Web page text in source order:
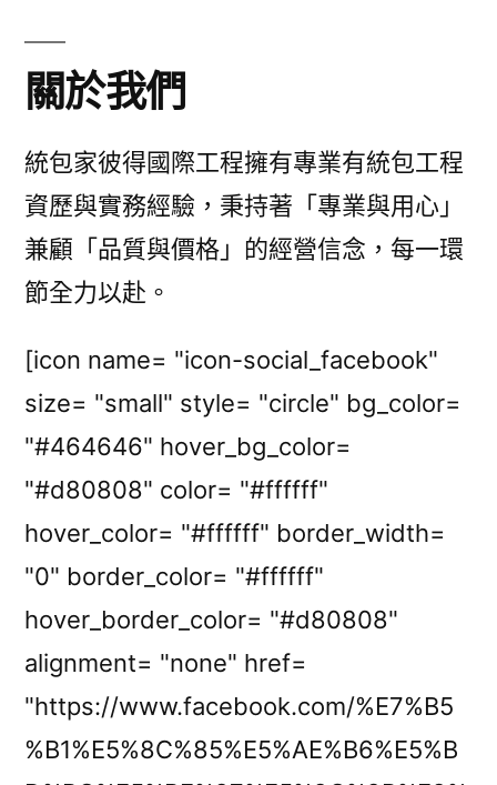
關於我們
統包家彼得國際工程擁有專業有統包工程
資歷與實務經驗，秉持著「專業與用心」
兼顧「品質與價格」的經營信念，每一環
節全力以赴。
[icon name= "icon-social_facebook"
size= "small" style= "circle" bg_color=
"#464646" hover_bg_color=
"#d80808" color= "#ffffff"
hover_color= "#ffffff" border_width=
"0" border_color= "#ffffff"
hover_border_color= "#d80808"
alignment= "none" href=
"https://www.facebook.com/%E7%B5
%B1%E5%8C%85%E5%AE%B6%E5%B